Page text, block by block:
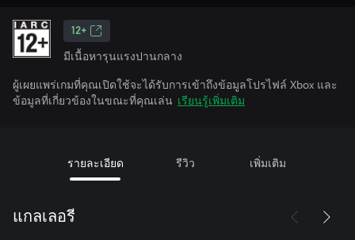
12+
มีเนื้อหารุนแรงปานกลาง
ผู้เผยแพร่เกมที่คุณเปิดใช้จะได้รับการเข้าถึงข้อมูลโปรไฟล์ Xbox และ
ข้อมูลที่เกี่ยวข้องในขณะที่คุณเล่น เรียนรู้เพิ่มเติม
รายละเอียด รีวิว เพิ่มเติม
แกลเลอรี